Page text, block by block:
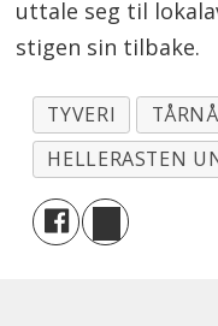
uttale seg til
stigen sin tilbake.
TYVERI
HELLERASTEN